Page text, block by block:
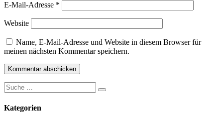
E-Mail-Adresse *
Website
Name, E-Mail-Adresse und Website in diesem Browser für
meinen nächsten Kommentar speichern.
Suche
nach:
Suchen
Kategorien